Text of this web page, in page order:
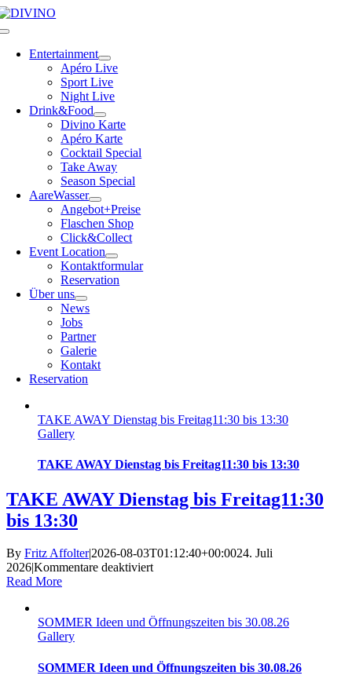
Skip
to
Toggle
NavigationEntertainment
Apéro Live
Sport Live
Night Live
Drink&Food
Divino Karte
Apéro Karte
Cocktail Special
Take Away
Season Special
AareWasser
Angebot+Preise
Flaschen Shop
Click&Collect
Event Location
Kontaktformular
Reservation
Über uns
News
Jobs
Partner
Galerie
Kontakt
Reservation
TAKE AWAY Dienstag bis Freitag11:30 bis 13:30
Gallery
TAKE AWAY Dienstag bis Freitag11:30 bis 13:30
TAKE AWAY Dienstag bis Freitag11:30
bis 13:30
By Fritz Affolter|2026-08-03T01:12:40+00:0024. Juli
2026|Kommentare deaktiviertfür
bis
13:30
Read More
SOMMER Ideen und Öffnungszeiten bis 30.08.26
Gallery
SOMMER Ideen und Öffnungszeiten bis 30.08.26